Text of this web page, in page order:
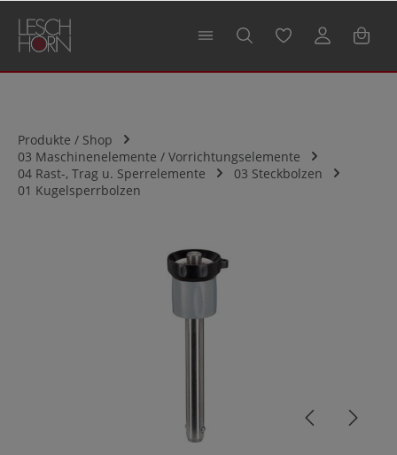
springen
Produkte / Shop
03 Maschinenelemente / Vorrichtungselemente
04 Rast-, Trag u. Sperrelemente
03 Steckbolzen
01 Kugelsperrbolzen
Bildergalerie überspringen